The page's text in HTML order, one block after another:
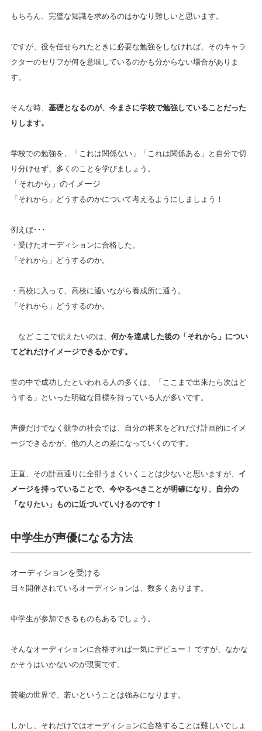
もちろん、完璧な知識を求めるのはかなり難しいと思います。
ですが、役を任せられたときに必要な勉強をしなければ、そのキャラ
クターのセリフが何を意味しているのかも分からない場合がありま
す。
そんな時、 基礎となるのが、今まさに学校で勉強していることだった
りします。
学校での勉強を、「これは関係ない」「これは関係ある」と自分で切
り分けせず、多くのことを学びましょう。
「それから」のイメージ
「それから」どうするのかについて考えるようにしましょう！
例えば･･･
・受けたオーディションに合格した。
「それから」どうするのか。
・高校に入って、高校に通いながら養成所に通う。
「それから」どうするのか。
など ここで伝えたいのは、 何かを達成した後の「それから」につい
てどれだけイメージできるかです。
世の中で成功したといわれる人の多くは、「ここまで出来たら次はど
うする」といった明確な目標を持っている人が多いです。
声優だけでなく競争の社会では、自分の将来をどれだけ計画的にイメ
ージできるかが、他の人との差になっていくのです。
正直、その計画通りに全部うまくいくことは少ないと思いますが、 イ
メージを持っていることで、今やるべきことが明確になり、自分の
「なりたい」ものに近づいていけるのです！
中学生が声優になる方法
オーディションを受ける
日々開催されているオーディションは、数多くあります。
中学生が参加できるものもあるでしょう。
そんなオーディションに合格すれば一気にデビュー！ ですが、なかな
かそうはいかないのが現実です。
芸能の世界で、若いということは強みになります。
しかし、それだけではオーディションに合格することは難しいでしょ